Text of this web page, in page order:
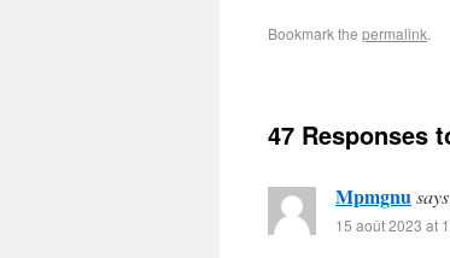
Bookmark the permalink.
47 Responses
Mpmgnu
15 août 2023 at